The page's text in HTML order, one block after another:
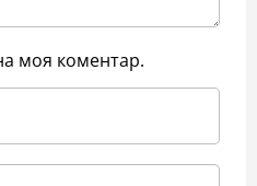
моя коментар.